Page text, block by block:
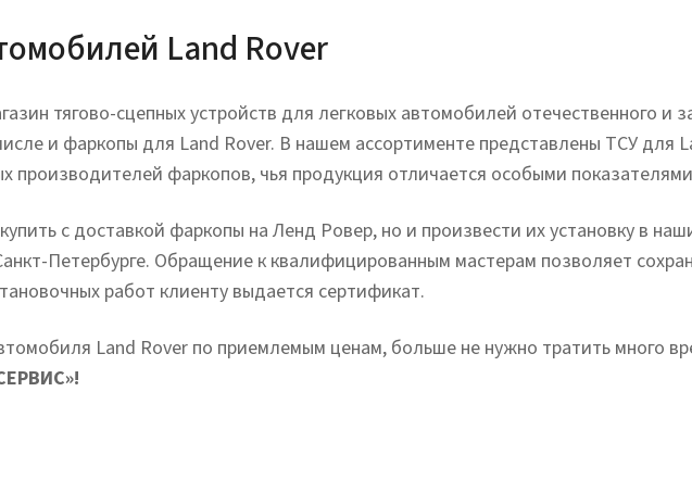
Land Rover
тягово-сцепных устройств для легковых автомобилей отечественного и
и фаркопы для Land Rover. В нашем ассортименте представлены ТСУ для
производителей фаркопов, чья продукция отличается особыми
с доставкой фаркопы на Ленд Ровер, но и произвести их установку в
Петербурге. Обращение к квалифицированным мастерам позволяет
работ клиенту выдается сертификат.
Land Rover по приемлемым ценам, больше не нужно тратить много